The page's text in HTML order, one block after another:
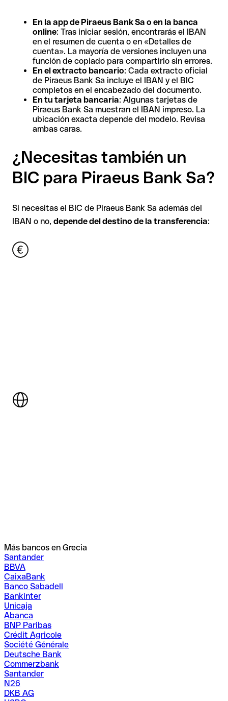
En la app de Piraeus Bank Sa o en la banca
online: Tras iniciar sesión, encontrarás el IBAN
en el resumen de cuenta o en «Detalles de
cuenta». La mayoría de versiones incluyen una
función de copiado para compartirlo sin errores.
En el extracto bancario: Cada extracto oficial
de Piraeus Bank Sa incluye el IBAN y el BIC
completos en el encabezado del documento.
En tu tarjeta bancaria: Algunas tarjetas de
Piraeus Bank Sa muestran el IBAN impreso. La
ubicación exacta depende del modelo. Revisa
ambas caras.
¿Necesitas también un
BIC para Piraeus Bank Sa?
Si necesitas el BIC de Piraeus Bank Sa además del
IBAN o no, depende del destino de la transferencia:
Más bancos en Grecia
Santander
BBVA
CaixaBank
Banco Sabadell
Bankinter
Unicaja
Abanca
BNP Paribas
Crédit Agricole
Société Générale
Deutsche Bank
Commerzbank
Santander
N26
DKB AG